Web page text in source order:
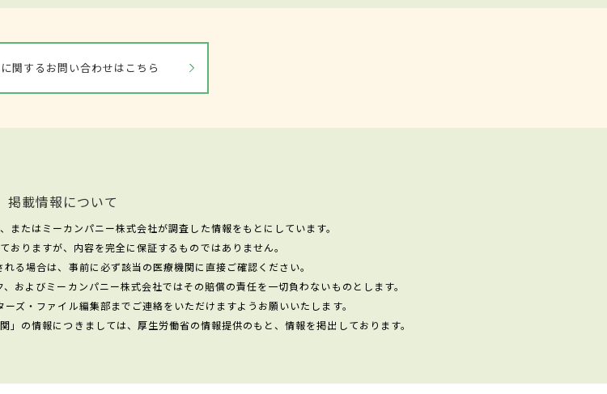
関するお問い合わせはこちら
掲載情報について
またはミーカンパニー株式会社が調査した情報をもとにしています。
おりますが、内容を完全に保証するものではありません。
る場合は、事前に必ず該当の医療機関に直接ご確認ください。
およびミーカンパニー株式会社ではその賠償の責任を一切負わないものとします。
ズ・ファイル編集部までご連絡をいただけますようお願いいたします。
の情報につきましては、厚生労働省の情報提供のもと、情報を掲出しております。